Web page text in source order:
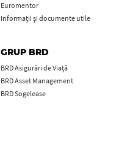
Euromentor
Informații și documente utile
GRUP BRD
BRD Asigurări de Viață
BRD Asset Management
BRD Sogelease